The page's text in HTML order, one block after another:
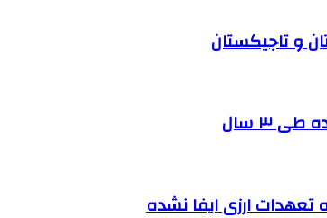
و تاجیکستان
تعهدات ارزی ایفا نشده